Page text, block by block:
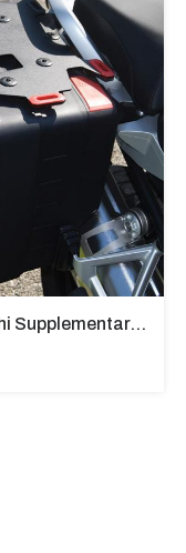
Coppia Portapacchi Supplementare In Ferro Per Borse Modello “Vario” Bmw - PP29-R1250GS